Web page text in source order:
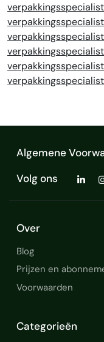
Algemene
Volg ons
Over
Blog
Prijzen en
Voorwaarden
Categorieën